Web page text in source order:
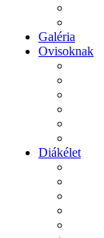
Galéria
Ovisoknak
Diákélet